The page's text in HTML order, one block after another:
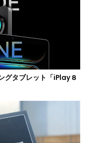
グタブレット「iPlay 8